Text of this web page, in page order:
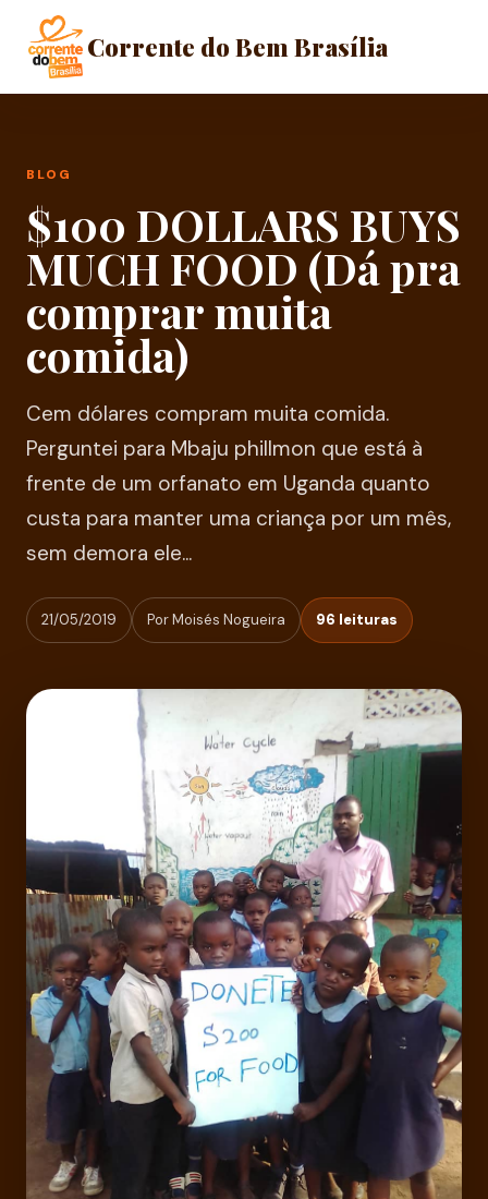
Corrente do Bem Brasília
BLOG
$100 DOLLARS BUYS
MUCH FOOD (Dá pra
comprar muita
comida)
Cem dólares compram muita comida.
Perguntei para Mbaju phillmon que está à
frente de um orfanato em Uganda quanto
custa para manter uma criança por um mês,
sem demora ele...
21/05/2019 Por Moisés Nogueira 96 leituras